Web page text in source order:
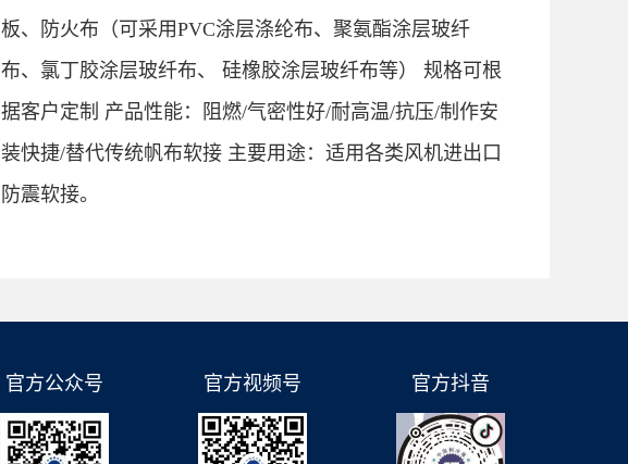
板、防火布（可采用PVC涂层涤纶布、聚氨酯涂层玻纤
布、氯丁胶涂层玻纤布、 硅橡胶涂层玻纤布等） 规格可根
据客户定制 产品性能：阻燃/气密性好/耐高温/抗压/制作安
装快捷/替代传统帆布软接 主要用途：适用各类风机进出口
防震软接。
官方公众号 官方视频号 官方抖音